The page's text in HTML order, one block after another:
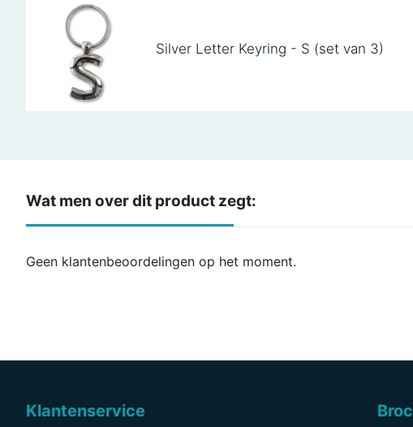
Silver Letter Keyring - S (set van 3)
Wat men over dit product zegt:
Geen klantenbeoordelingen op het moment.
Klantenservice